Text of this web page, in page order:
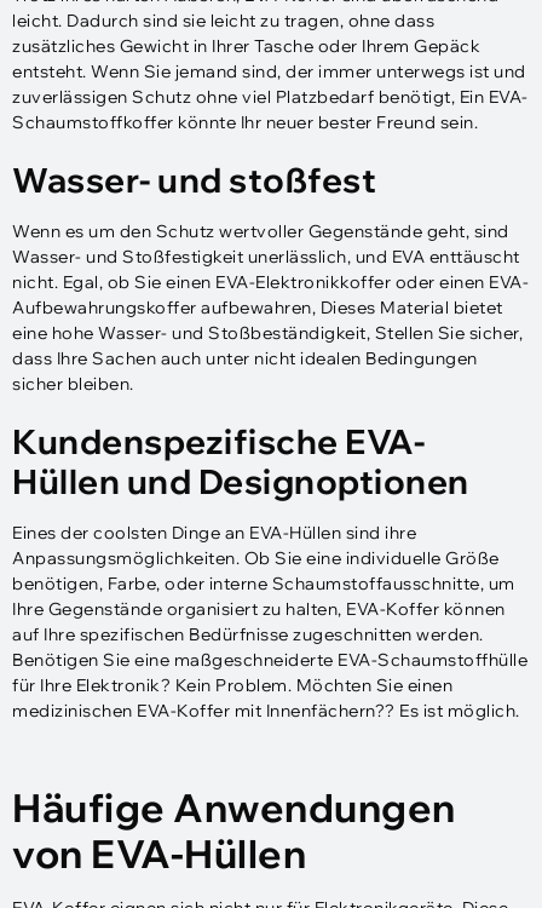
leicht. Dadurch sind sie leicht zu tragen, ohne dass
zusätzliches Gewicht in Ihrer Tasche oder Ihrem Gepäck
entsteht. Wenn Sie jemand sind, der immer unterwegs ist und
zuverlässigen Schutz ohne viel Platzbedarf benötigt, Ein EVA-
Schaumstoffkoffer könnte Ihr neuer bester Freund sein.
Wasser- und stoßfest
Wenn es um den Schutz wertvoller Gegenstände geht, sind
Wasser- und Stoßfestigkeit unerlässlich, und EVA enttäuscht
nicht. Egal, ob Sie einen EVA-Elektronikkoffer oder einen EVA-
Aufbewahrungskoffer aufbewahren, Dieses Material bietet
eine hohe Wasser- und Stoßbeständigkeit, Stellen Sie sicher,
dass Ihre Sachen auch unter nicht idealen Bedingungen
sicher bleiben.
Kundenspezifische EVA-
Hüllen und Designoptionen
Eines der coolsten Dinge an EVA-Hüllen sind ihre
Anpassungsmöglichkeiten. Ob Sie eine individuelle Größe
benötigen, Farbe, oder interne Schaumstoffausschnitte, um
Ihre Gegenstände organisiert zu halten, EVA-Koffer können
auf Ihre spezifischen Bedürfnisse zugeschnitten werden.
Benötigen Sie eine maßgeschneiderte EVA-Schaumstoffhülle
für Ihre Elektronik? Kein Problem. Möchten Sie einen
medizinischen EVA-Koffer mit Innenfächern?? Es ist möglich.
Häufige Anwendungen
von EVA-Hüllen